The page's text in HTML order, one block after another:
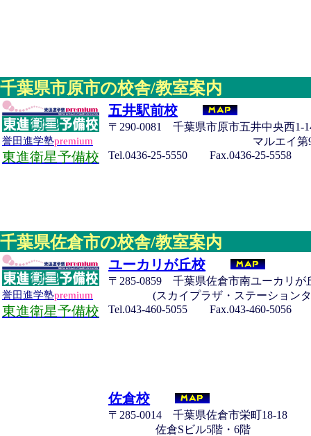
千葉県市原市の校舎/教室案内
誉田進学塾premium
東進衛星予備校
五井駅前校
〒290-0081 千葉県市原市五井中央西1-
マルエイ第9ビ
Tel.0436-25-5550 Fax.0436-25-5558
千葉県佐倉市の校舎/教室案内
誉田進学塾premium
東進衛星予備校
ユーカリが丘校
〒285-0859 千葉県佐倉市南ユーカリが
(スカイプラザ・ステーションタ
Tel.043-460-5055 Fax.043-460-5056
佐倉校
〒285-0014 千葉県佐倉市栄町18-18
佐倉Sビル5階・6階